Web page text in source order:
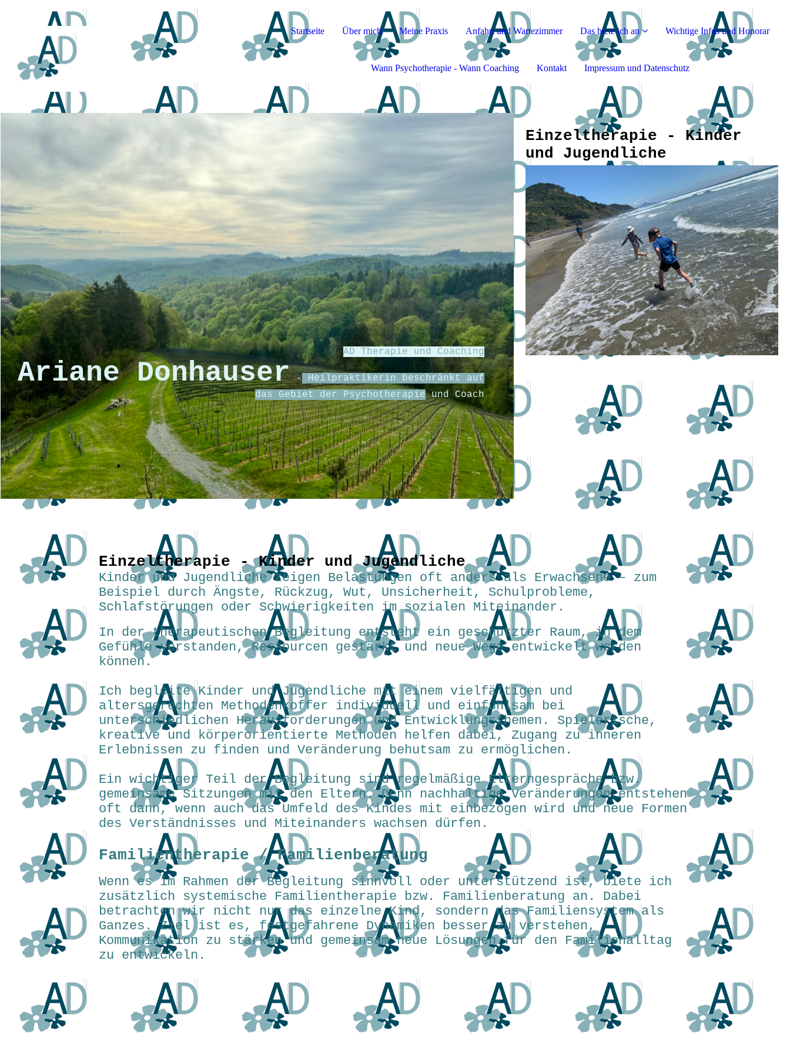
Startseite Über mich Meine Praxis Anfahrt und Wartezimmer Das biete ich an Wichtige Infos und Honorar
Wann Psychotherapie - Wann Coaching Kontakt Impressum und Datenschutz
AD Therapie und Coaching
Ariane Donhauser-Heilpraktikerin beschränkt auf
das Gebiet der Psychotherapieund Coach
Einzeltherapie - Kinder
und Jugendliche
Einzeltherapie - Kinder und Jugendliche
Kinder und Jugendliche zeigen Belastungen oft anders als Erwachsene – zum
Beispiel durch Ängste, Rückzug, Wut, Unsicherheit, Schulprobleme,
Schlafstörungen oder Schwierigkeiten im sozialen Miteinander.
In der therapeutischen Begleitung entsteht ein geschützter Raum, in dem
Gefühle verstanden, Ressourcen gestärkt und neue Wege entwickelt werden
können.
Ich begleite Kinder und Jugendliche mit einem vielfältigen und
altersgerechten Methodenkoffer individuell und einfühlsam bei
unterschiedlichen Herausforderungen und Entwicklungsthemen. Spielerische,
kreative und körperorientierte Methoden helfen dabei, Zugang zu inneren
Erlebnissen zu finden und Veränderung behutsam zu ermöglichen.
Ein wichtiger Teil der Begleitung sind regelmäßige Elterngespräche bzw.
gemeinsame Sitzungen mit den Eltern. Denn nachhaltige Veränderungen entstehen
oft dann, wenn auch das Umfeld des Kindes mit einbezogen wird und neue Formen
des Verständnisses und Miteinanders wachsen dürfen.
Familientherapie / Familienberatung
Wenn es im Rahmen der Begleitung sinnvoll oder unterstützend ist, biete ich
zusätzlich systemische Familientherapie bzw. Familienberatung an. Dabei
betrachten wir nicht nur das einzelne Kind, sondern das Familiensystem als
Ganzes. Ziel ist es, festgefahrene Dynamiken besser zu verstehen,
Kommunikation zu stärken und gemeinsam neue Lösungen für den Familienalltag
zu entwickeln.